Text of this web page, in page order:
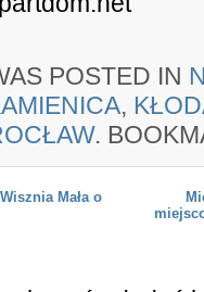
POSTED IN
,
.
Mała o